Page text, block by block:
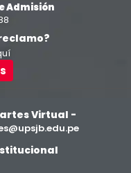
Enología y Viticultura
y Responsabilidad Social
Admisión
Virtual -